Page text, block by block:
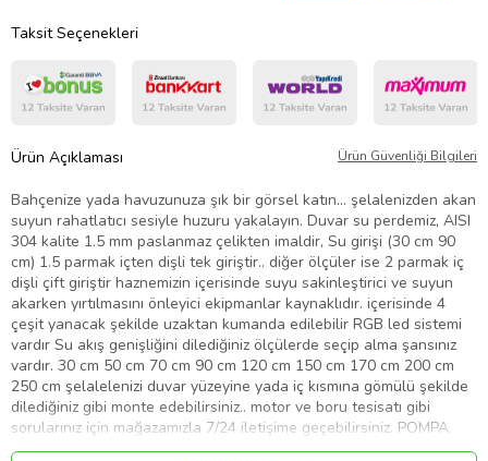
Taksit Seçenekleri
Ürün Açıklaması Ürün Güvenliği Bilgileri
Bahçenize yada havuzunuza şık bir görsel katın... şelalenizden akan
suyun rahatlatıcı sesiyle huzuru yakalayın. Duvar su perdemiz, AISI
304 kalite 1.5 mm paslanmaz çelikten imaldir, Su girişi (30 cm 90
cm) 1.5 parmak içten dişli tek giriştir.. diğer ölçüler ise 2 parmak iç
dişli çift giriştir haznemizin içerisinde suyu sakinleştirici ve suyun
akarken yırtılmasını önleyici ekipmanlar kaynaklıdır. içerisinde 4
çeşit yanacak şekilde uzaktan kumanda edilebilir RGB led sistemi
vardır Su akış genişliğini dilediğiniz ölçülerde seçip alma şansınız
vardır. 30 cm 50 cm 70 cm 90 cm 120 cm 150 cm 170 cm 200 cm
250 cm şelalelenizi duvar yüzeyine yada iç kısmına gömülü şekilde
dilediğiniz gibi monte edebilirsiniz.. motor ve boru tesisatı gibi
sorularınız için mağazamızla 7/24 iletişime geçebilirsiniz. POMPA
DAHİL SET ÜCRETSİZ KARGO AYNI GÜN 1 GÜNDE KAPINIZDA. 4